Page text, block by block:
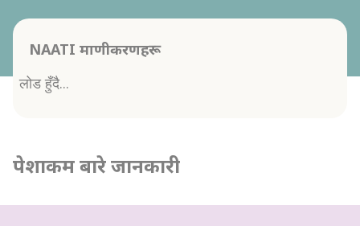
NAATI प्रमाणीकरणहरू
लोड हुँदै...
पेशाकर्मी बारे जानकारी